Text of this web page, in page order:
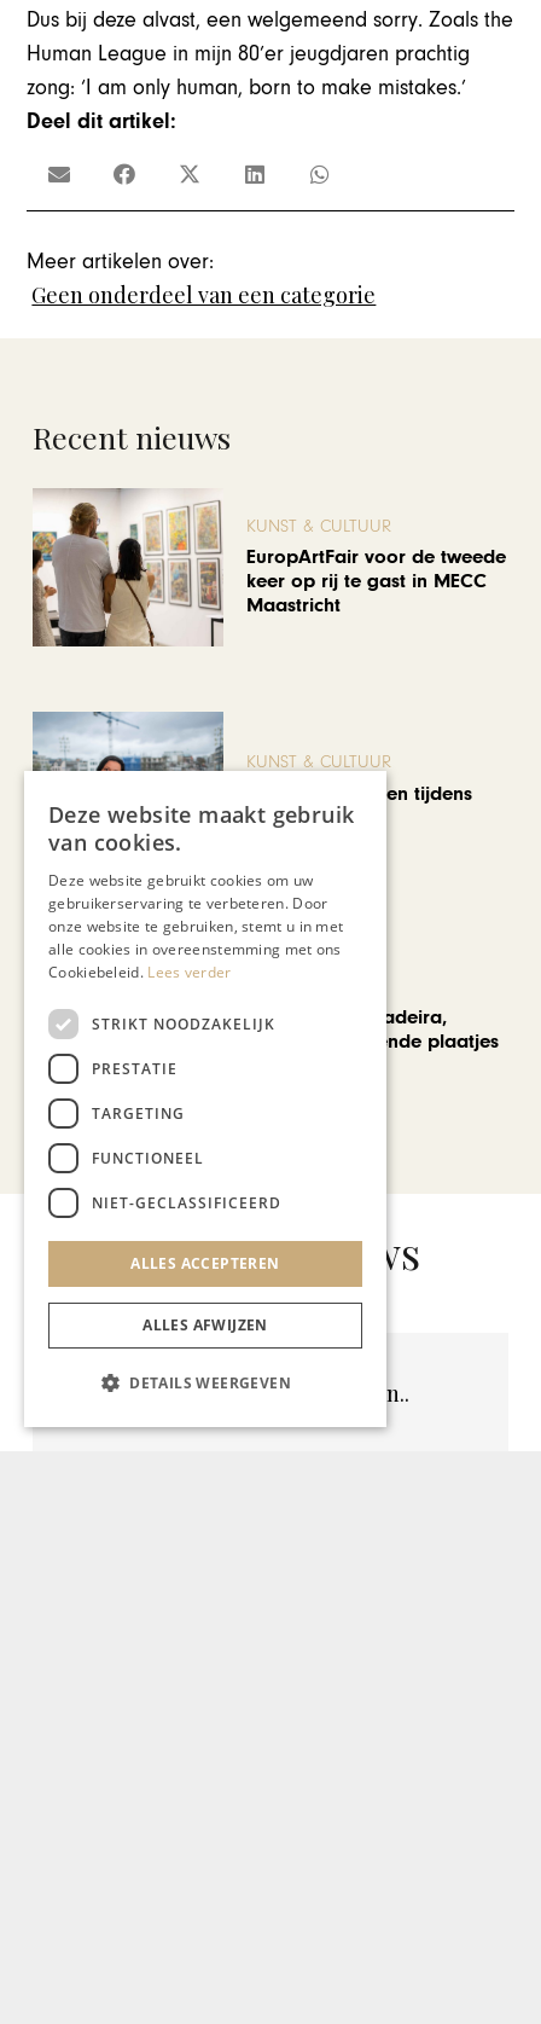
Dus bij deze alvast, een welgemeend sorry. Zoalsthe
Human League in mijn 80’er jeugdjaren prachtig
zong: ‘I am only human, born to make mistakes.’
Deel dit artikel:
Meer artikelen over:
Geen onderdeel van een categorie
Recent nieuws
KUNST & CULTUUR
EuropArtFair voor de tweede
keer op rij te gast in MECC
Maastricht
KUNST & CULTUUR
Wereldse beelden tijdens
Cultura Nova
Een week op Madeira,
voorbij de bekende plaatjes
Bekijk alle artikelen
Gerelateerd nieuws
Geen resultaten gevonden..
Deze website maakt gebruik
van cookies.
Deze website gebruikt cookies om uw
gebruikerservaring te verbeteren. Door
onze website te gebruiken, stemt u in met
alle cookies in overeenstemming met ons
Cookiebeleid. Lees verder
STRIKT NOODZAKELIJK
PRESTATIE
TARGETING
FUNCTIONEEL
NIET-GECLASSIFICEERD
ALLES ACCEPTEREN
ALLES AFWIJZEN
DETAILS WEERGEVEN